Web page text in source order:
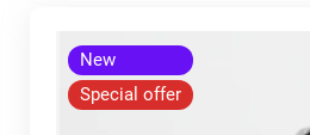
New
Special offer